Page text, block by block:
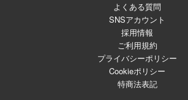
よくある質問
SNSアカウント
採用情報
ご利用規約
プライバシーポリシー
Cookieポリシー
特商法表記